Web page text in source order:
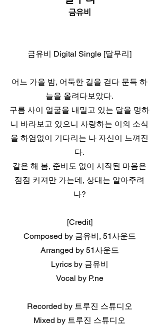
금유비
금유비 Digital Single [달무리]
어느 가을 밤, 어둑한 길을 걷다 문득 하
늘을 올려다보았다.
구름 사이 얼굴을 내밀고 있는 달을 멍하
니 바라보고 있으니 사랑하는 이의 소식
을 하염없이 기다리는 나 자신이 느껴진
다.
같은 해 봄, 준비도 없이 시작된 마음은
점점 커져만 가는데, 상대는 알아주려
나?
[Credit]
Composed by 금유비, 51사운드
Arranged by 51사운드
Lyrics by 금유비
Vocal by P.ne
Recorded by 트루진 스튜디오
Mixed by 트루진 스튜디오